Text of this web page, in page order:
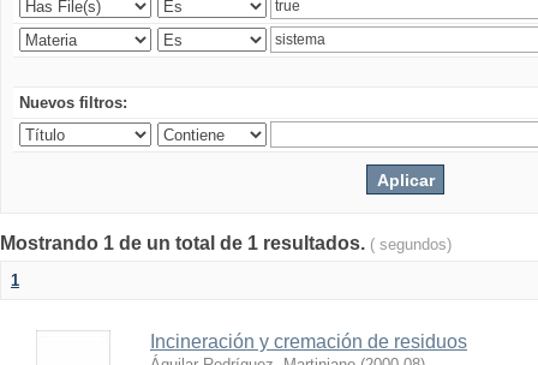
Nuevos filtros:
Mostrando 1 de un total de 1 resultados. ( segundos)
1
Incineración y cremación de residuos